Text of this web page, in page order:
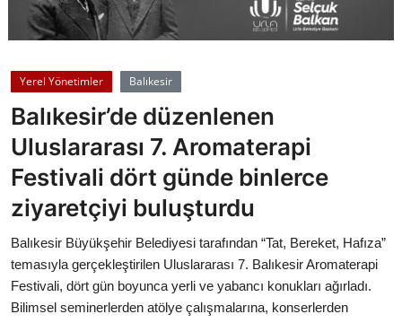
TBMM
Cumhurbaşkanlığı
Bakanlıklar
Siyasi Partiler
Mülki İdare
Toplum ve Yaşam
Sivil Toplum Kuruluşları
Yerel Yönetimler Balıkesir
Balıkesir’de düzenlenen
Uluslararası 7. Aromaterapi
Festivali dört günde binlerce
ziyaretçiyi buluşturdu
Balıkesir Büyükşehir Belediyesi tarafından “Tat, Bereket, Hafıza”
temasıyla gerçekleştirilen Uluslararası 7. Balıkesir Aromaterapi
Festivali, dört gün boyunca yerli ve yabancı konukları ağırladı.
Bilimsel seminerlerden atölye çalışmalarına, konserlerden